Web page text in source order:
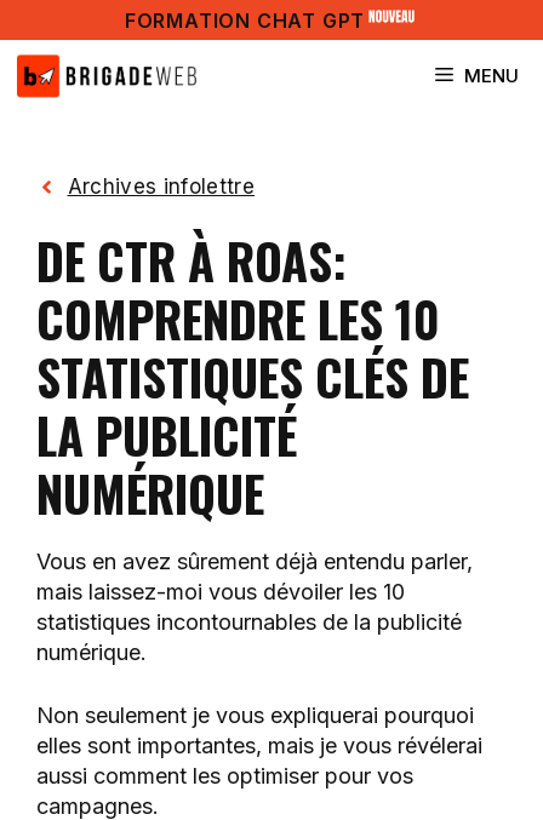
au
contenu
FORMATION CHAT GPT
MENU
Archives infolettre
DE CTR À ROAS:
COMPRENDRE LES 10
STATISTIQUES CLÉS DE
LA PUBLICITÉ
NUMÉRIQUE
Vous en avez sûrement déjà entendu parler,
mais laissez-moi vous dévoiler les 10
statistiques incontournables de la publicité
numérique.
Non seulement je vous expliquerai pourquoi
elles sont importantes, mais je vous révélerai
aussi comment les optimiser pour vos
campagnes.